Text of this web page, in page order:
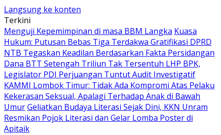
Langsung ke konten
Terkini
Menguji Kepemimpinan di masa BBM Langka Kuasa
Hukum: Putusan Bebas Tiga Terdakwa Gratifikasi DPRD
NTB Tegaskan Keadilan Berdasarkan Fakta Persidangan
Dana BTT Setengah Triliun Tak Tersentuh LHP BPK,
Legislator PDI Perjuangan Tuntut Audit Investigatif
KAMMI Lombok Timur: Tidak Ada Kompromi Atas Pelaku
Kekerasan Seksual, Apalagi Terhadap Anak di Bawah
UmurGeliatkan Budaya Literasi Sejak Dini, KKN Unram
Resmikan Pojok Literasi dan Gelar Lomba Poster di
Apitaik